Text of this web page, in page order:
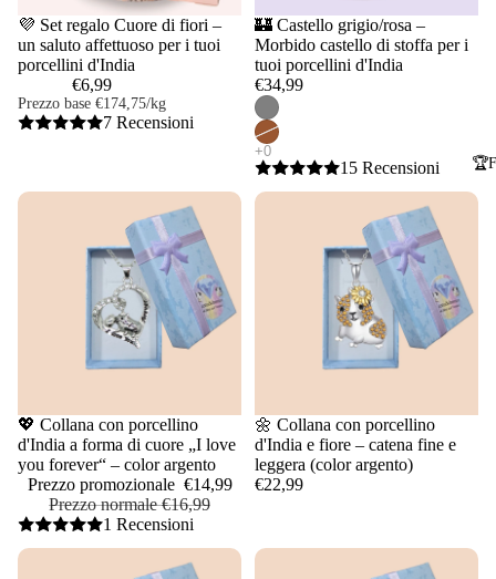
💜 Set regalo Cuore di fiori –
un saluto affettuoso per i tuoi
porcellini d'India
€6,99
Prezzo base €174,75/kg
7 Recensioni
🏰 Castello grigio/rosa –
Morbido castello di stoffa per i
tuoi porcellini d'India
€34,99
15 Recensioni
Saldi
💖 Collana con porcellino
d'India a forma di cuore „I love
you forever“ – color argento
Prezzo promozionale €14,99
Prezzo normale€16,99
1 Recensioni
🌼 Collana con porcellino
d'India e fiore – catena fine e
leggera (color argento)
€22,99